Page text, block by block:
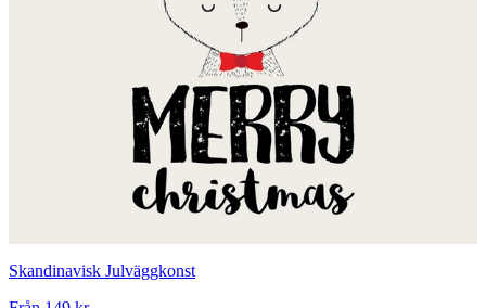
Skandinavisk Julväggkonst